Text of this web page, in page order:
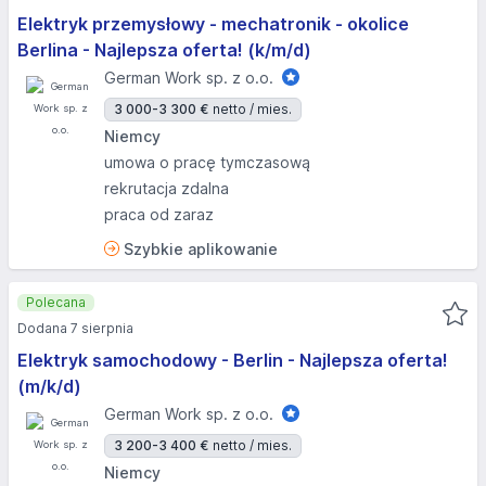
Elektryk przemysłowy - mechatronik - okolice
Berlina - Najlepsza oferta! (k/m/d)
German Work sp. z o.o.
3 000-3 300 € netto / mies.
Niemcy
umowa o pracę tymczasową
rekrutacja zdalna
praca od zaraz
Szybkie aplikowanie
Elektryk samochodowy - Berlin - Najlepsza oferta!
(m/k/d)
German Work sp. z o.o.
3 200-3 400 € netto / mies.
Niemcy
Polecana
Dodana 7 sierpnia